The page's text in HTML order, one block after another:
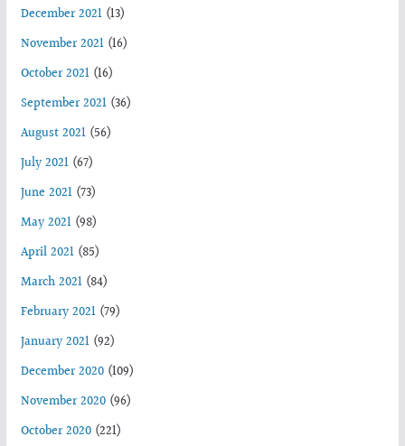
December 2021(13)
November 2021(16)
October 2021(16)
September 2021(36)
August 2021(56)
July 2021(67)
June 2021(73)
May 2021(98)
April 2021(85)
March 2021(84)
February 2021(79)
January 2021(92)
December 2020(109)
November 2020(96)
October 2020(221)